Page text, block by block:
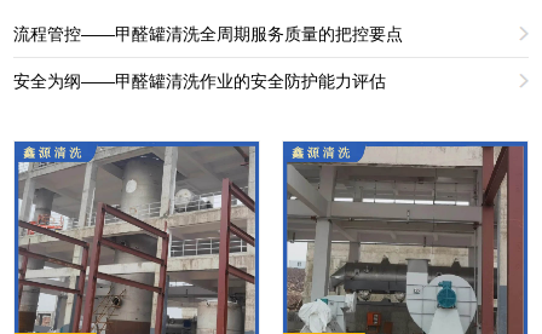
流程管控——甲醛罐清洗全周期服务质量的把控要点
安全为纲——甲醛罐清洗作业的安全防护能力评估